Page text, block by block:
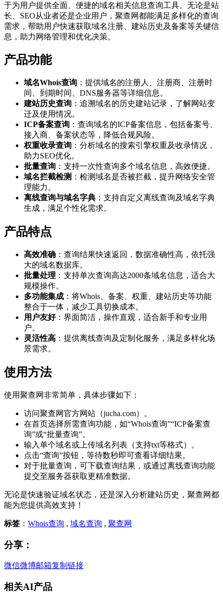
于为用户提供全面、便捷的域名相关信息查询工具。无论是站
长、SEO从业者还是企业用户，聚查网都能满足多样化的查询
需求，帮助用户快速获取域名注册、建站历史及备案等关键信
息，助力网络管理和优化决策。
产品功能
域名Whois查询 ：提供域名的注册人、注册商、注册时
间、到期时间、DNS服务器等详细信息。
建站历史查询 ：追溯域名的历史建站记录，了解网站变
迁及使用情况。
ICP备案查询 ：查询域名的ICP备案信息，包括备案号、
接入商、备案状态等，降低合规风险。
权重收录查询 ：分析域名的搜索引擎权重及收录情况，
助力SEO优化。
批量查询 ：支持一次性查询多个域名信息，高效便捷。
域名拦截检测 ：检测域名是否被拦截，提升网络安全管
理能力。
离线查询与域名字典 ：支持自定义离线查询及域名字典
生成，满足个性化需求。
产品特点
高效准确 ：查询结果快速返回，数据准确性高，依托强
大的域名数据库。
批量处理 ：支持单次查询高达2000条域名信息，适合大
规模操作。
多功能集成 ：将Whois、备案、权重、建站历史等功能
整合于一体，减少工具切换成本。
用户友好：界面简洁，操作直观，适合新手和专业用
户。
灵活性高 ：提供离线查询及定制化服务，满足多样化场
景需求。
使用方法
使用聚查网非常简单，具体步骤如下：
访问聚查网官方网站（jucha.com）。
在首页选择所需查询功能，如“Whois查询”“ICP备案查
询”或“批量查询”。
输入单个域名或上传域名列表（支持txt等格式）。
点击“查询”按钮，等待数秒即可查看详细结果。
对于批量查询，可下载查询结果，或通过离线查询功能
提交至服务器获取更精准数据。
无论是快速验证域名状态，还是深入分析建站历史，聚查网都
能为您提供高效支持！
标签 ： Whois查询 , 域名查询 , 聚查网
分享：
微信微博邮箱复制链接
相关AI产品